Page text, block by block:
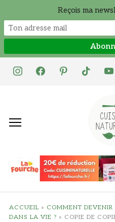
instagramfacebookpinteresttiktok
ACCUEIL » COMMENT DEVENIR
DANS LA VIE ? » COPIE DE
Reçois ma